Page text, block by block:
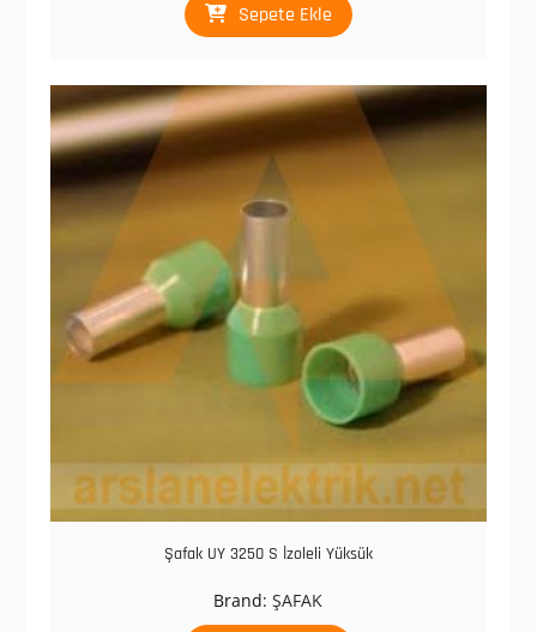
Sepete Ekle
Şafak UY 3250 S İzoleli Yüksük
Brand:ŞAFAK